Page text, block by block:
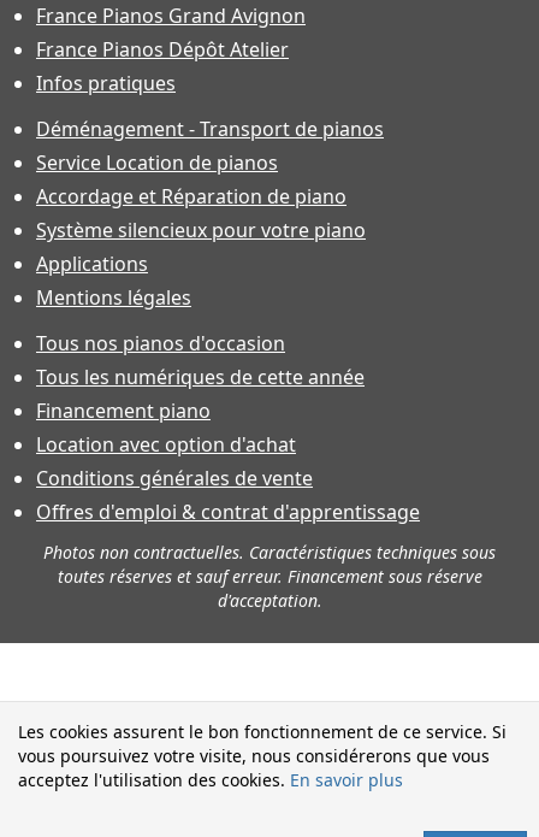
Les cookies assurent le bon fonctionnement de ce service. Si
vous poursuivez votre visite, nous considérerons que vous
acceptez l'utilisation des cookies. En savoir plus
France Pianos Grand Avignon
France Pianos Dépôt Atelier
Infos pratiques
Déménagement - Transport de pianos
Service Location de pianos
Accordage et Réparation de piano
Système silencieux pour votre piano
Applications
Mentions légales
Tous nos pianos d'occasion
Tous les numériques de cette année
Financement piano
Location avec option d'achat
Conditions générales de vente
Offres d'emploi & contrat d'apprentissage
Photos non contractuelles. Caractéristiques techniques sous
toutes réserves et sauf erreur. Financement sous réserve
d'acceptation.